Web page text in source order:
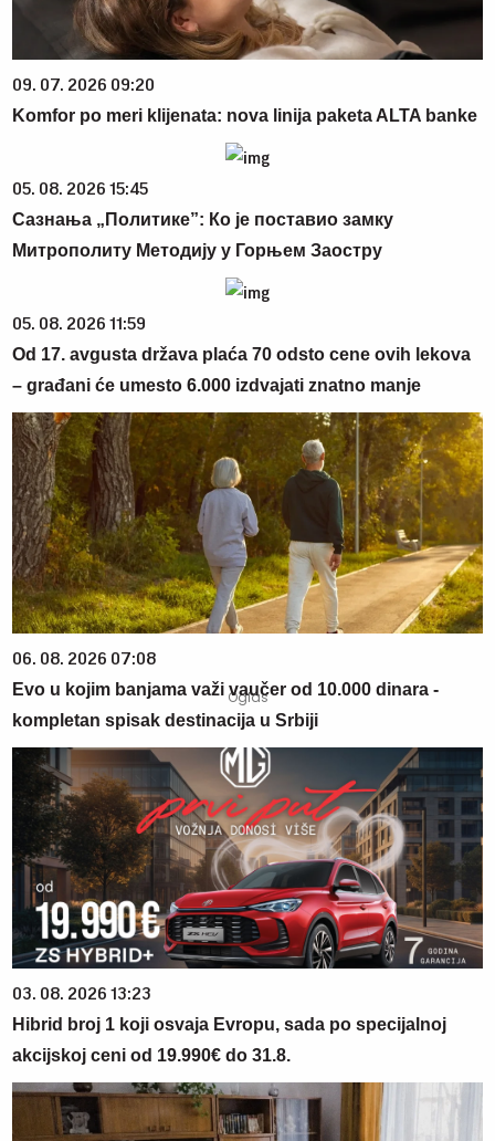
09. 07. 2026 09:20
Komfor po meri klijenata: nova linija paketa ALTA banke
05. 08. 2026 15:45
Сазнања „Политике”: Ко је поставио замку
Митрополиту Методију у Горњем Заостру
05. 08. 2026 11:59
Od 17. avgusta država plaća 70 odsto cene ovih lekova
– građani će umesto 6.000 izdvajati znatno manje
06. 08. 2026 07:08
Evo u kojim banjama važi vaučer od 10.000 dinara -
kompletan spisak destinacija u Srbiji
03. 08. 2026 13:23
Hibrid broj 1 koji osvaja Evropu, sada po specijalnoj
akcijskoj ceni od 19.990€ do 31.8.